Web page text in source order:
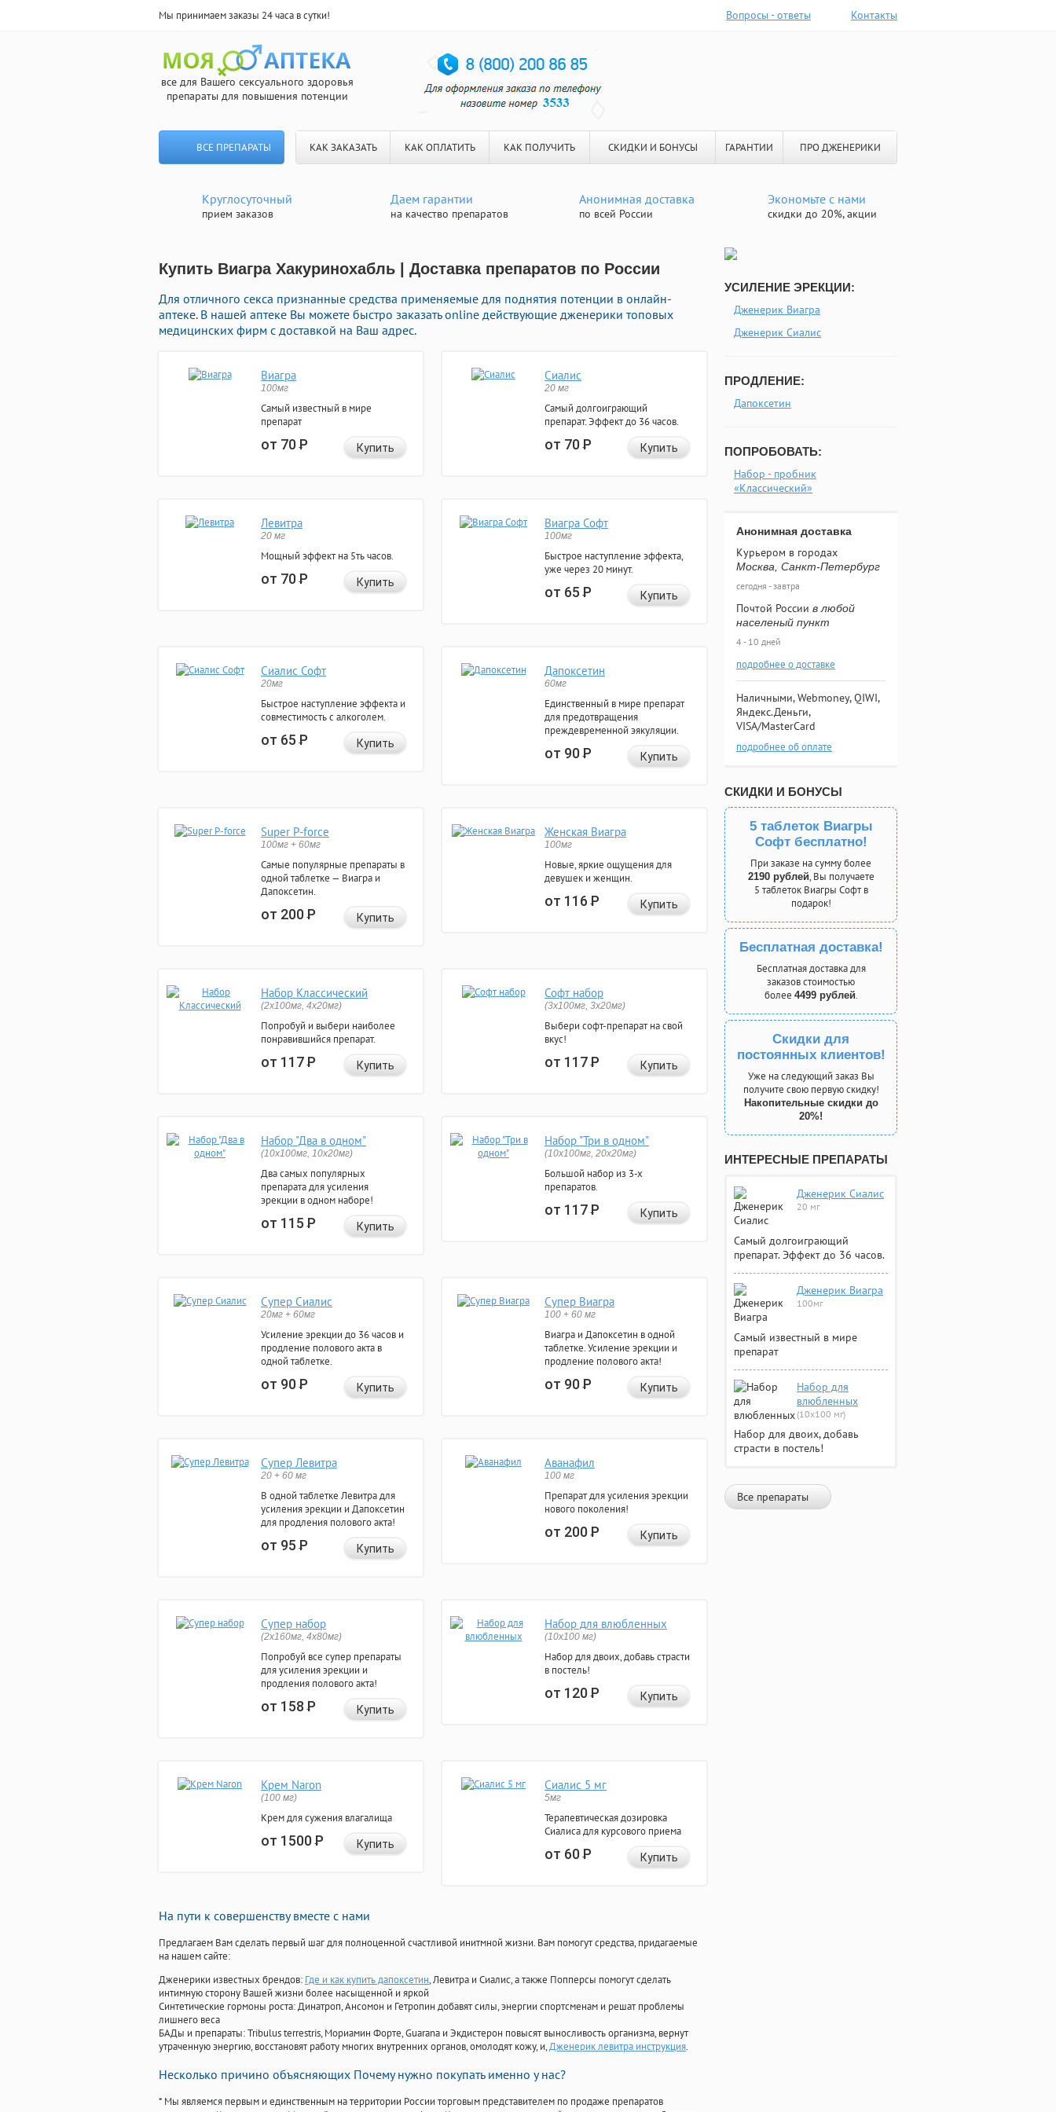
Мы принимаем заказы 24 часа в сутки! Вопросы - ответы Контакты
все для Вашего сексуального здоровья
препараты для повышения потенции
ВСЕ ПРЕПАРАТЫ КАК ЗАКАЗАТЬ КАК ОПЛАТИТЬ КАК ПОЛУЧИТЬ СКИДКИ И БОНУСЫ ГАРАНТИИ ПРО ДЖЕНЕРИКИ
Круглосуточный
прием заказов
Даем гарантии
на качество препаратов
Анонимная доставка
по всей России
Экономьте с нами
скидки до 20%, акции
Купить Виагра Хакуринохабль | Доставка препаратов по России
Для отличного секса признанные средства применяемые для поднятия потенции в онлайн-
аптеке. В нашей аптеке Вы можете быстро заказать online действующие дженерики топовых
медицинских фирм с доставкой на Ваш адрес.
Виагра
100мг
Самый известный в мире
препарат
от 70Р Купить
Сиалис
20 мг
Самый долгоиграющий
препарат. Эффект до 36 часов.
от 70Р Купить
Левитра
20 мг
Мощный эффект на 5ть часов.
от 70Р Купить
Виагра Софт
100мг
Быстрое наступление эффекта,
уже через 20 минут.
от 65Р Купить
Сиалис Софт
20мг
Быстрое наступление эффекта и
совместимость с алкоголем.
от 65Р Купить
Дапоксетин
60мг
Единственный в мире препарат
для предотвращения
преждевременной эякуляции.
от 90Р Купить
Super P-force
100мг + 60мг
Самые популярные препараты в
одной таблетке — Виагра и
Дапоксетин.
от 200Р Купить
Женская Виагра
100мг
Новые, яркие ощущения для
девушек и женщин.
от 116Р Купить
Набор Классический
(2x100мг, 4x20мг)
Попробуй и выбери наиболее
понравившийся препарат.
от 117Р Купить
Софт набор
(3x100мг, 3x20мг)
Выбери софт-препарат на свой
вкус!
от 117Р Купить
Набор "Два в одном"
(10x100мг, 10x20мг)
Два самых популярных
препарата для усиления
эрекции в одном наборе!
от 115Р Купить
Набор "Три в одном"
(10x100мг, 20x20мг)
Большой набор из 3-х
препаратов.
от 117Р Купить
Супер Сиалис
20мг + 60мг
Усиление эрекции до 36 часов и
продление полового акта в
одной таблетке.
от 90Р Купить
Супер Виагра
100 + 60 мг
Виагра и Дапоксетин в одной
таблетке. Усиление эрекции и
продление полового акта!
от 90Р Купить
Супер Левитра
20 + 60 мг
В одной таблетке Левитра для
усиления эрекции и Дапоксетин
для продления полового акта!
от 95Р Купить
Аванафил
100 мг
Препарат для усиления эрекции
нового поколения!
от 200Р Купить
Супер набор
(2х160мг, 4х80мг)
Попробуй все супер препараты
для усиления эрекции и
продления полового акта!
от 158Р Купить
Набор для влюбленных
(10х100 мг)
Набор для двоих, добавь страсти
в постель!
от 120Р Купить
Крем Naron
(100 мг)
Крем для сужения влагалища
от 1500Р Купить
Сиалис 5 мг
5мг
Терапевтическая дозировка
Сиалиса для курсового приема
от 60Р Купить
На пути к совершенству вместе с нами
Предлагаем Вам сделать первый шаг для полноценной счастливой инитмной жизни. Вам помогут средства, придагаемые
на нашем сайте:
Дженерики известных брендов: Где и как купить дапоксетин, Левитра и Сиалис, а также Попперсы помогут сделать
интимную сторону Вашей жизни более насыщенной и яркой
Синтетические гормоны роста: Динатроп, Ансомон и Гетропин добавят силы, энергии спортсменам и решат проблемы
лишнего веса
БАДы и препараты:Tribulus terrestris, Мориамин Форте, Guarana и Экдистерон повысят выносливость организма, вернут
утраченную энергию, восстановят работу многих внутренних органов, омолодят кожу, и,Дженерик левитра инструкция.
Несколько причино объясняющих Почему нужно покупать именно у нас?
* Мы являемся первым и единственным на территории России торговым представителем по продаже препаратов
УСИЛЕНИЕ ЭРЕКЦИИ:
Дженерик Виагра
Дженерик Сиалис
ПРОДЛЕНИЕ:
Дапоксетин
ПОПРОБОВАТЬ:
Набор - пробник
«Классический»
Анонимная доставка
Курьером в городах
Москва, Санкт-Петербург
сегодня - завтра
Почтой России в любой
населеный пункт
4 - 10 дней
подробнее о доставке
Наличными, Webmoney, QIWI,
Яндекс.Деньги,
VISA/MasterCard
подробнее об оплате
СКИДКИ И БОНУСЫ
5 таблеток Виагры
Софт бесплатно!
При заказе на сумму более
2190 рублей, Вы получаете
5 таблеток Виагры Софт в
подарок!
Бесплатная доставка!
Бесплатная доставка для
заказов стоимостью
более 4499 рублей.
Скидки для
постоянных клиентов!
Уже на следующий заказ Вы
получите свою первую скидку!
Накопительные скидки до
20%!
ИНТЕРЕСНЫЕ ПРЕПАРАТЫ
Дженерик Сиалис
20 мг
Самый долгоиграющий
препарат. Эффект до 36 часов.
Дженерик Виагра
100мг
Самый известный в мире
препарат
Набор для
влюбленных
(10х100 мг)
Набор для двоих, добавь
страсти в постель!
Все препараты